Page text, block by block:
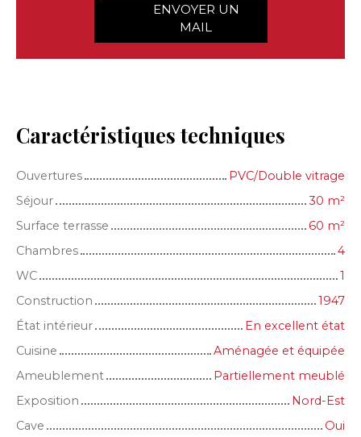
ENVOYER UN
MAIL
Caractéristiques techniques
Ouvertures
PVC/Double vitrage
Séjour
30 m²
Surface terrasse
60 m²
Chambres
4
WC
1
Construction
1947
État intérieur
En excellent état
Cuisine
Aménagée et équipée
Ameublement
Partiellement meublé
Exposition
Nord-Est
Cave
Oui